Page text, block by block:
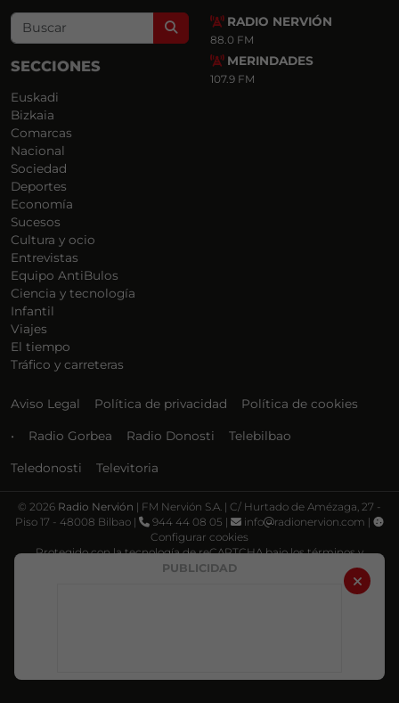
PUBLICIDAD
Search
SECCIONES
Euskadi
Bizkaia
Comarcas
Nacional
Sociedad
Deportes
Economía
Sucesos
Cultura y ocio
Entrevistas
Equipo AntiBulos
Ciencia y tecnología
Infantil
Viajes
El tiempo
Tráfico y carreteras
RADIO NERVIÓN
88.0 FM
MERINDADES
107.9 FM
Aviso Legal Política de privacidad Política de cookies
• Radio Gorbea Radio Donosti Telebilbao
Teledonosti Televitoria
© 2026 Radio Nervión | FM Nervión S.A. | C/ Hurtado de Amézaga, 27 -
Piso 17 - 48008 Bilbao |
944 44 08 05 | info
radionervion.com |
Configurar cookies
Protegido con la tecnología de reCAPTCHA bajo los términos y
Política de privacidad Términos de servicio